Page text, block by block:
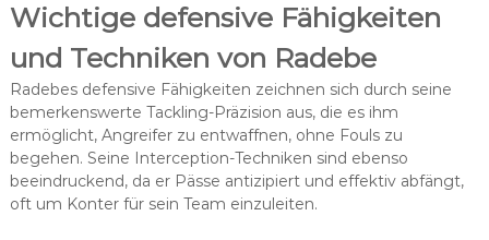
Wichtige defensive Fähigkeiten
und Techniken von Radebe
Radebes defensive Fähigkeiten zeichnen sich durch seine
bemerkenswerte Tackling-Präzision aus, die es ihm
ermöglicht, Angreifer zu entwaffnen, ohne Fouls zu
begehen. Seine Interception-Techniken sind ebenso
beeindruckend, da er Pässe antizipiert und effektiv abfängt,
oft um Konter für sein Team einzuleiten.